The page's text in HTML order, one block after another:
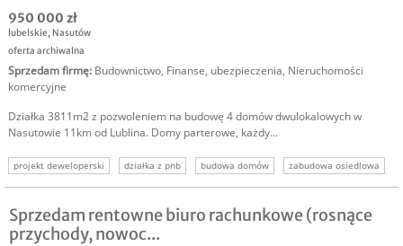
950 000 zł
lubelskie, Nasutów
oferta archiwalna
Sprzedam firmę: Budownictwo, Finanse, ubezpieczenia, Nieruchomości
komercyjne
Działka 3811m2 z pozwoleniem na budowę 4 domów dwulokalowych w
Nasutowie 11km od Lublina. Domy parterowe, każdy...
projekt deweloperski działka z pnb budowa domów
zabudowa osiedlowa
nieruchomości
sprzedaż inwestycja deweloperska
Sprzedam rentowne biuro rachunkowe (rosnące
przychody, nowoc...